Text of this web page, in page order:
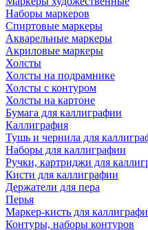
Наборы маркеров
Спиртовые маркеры
Акварельные маркеры
Акриловые маркеры
Холсты
Холсты на подрамнике
Холсты с контуром
Холсты на картоне
Бумага для каллиграфии
Каллиграфия
Тушь и чернила для
Наборы для каллиграфии
Ручки, картриджи для
Кисти для каллиграфии
Держатели для пера
Перья
Маркер-кисть для
Контуры, наборы контуров